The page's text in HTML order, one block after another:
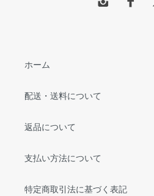
ホーム
配送・送料について
返品について
支払い方法について
特定商取引法に基づく表記